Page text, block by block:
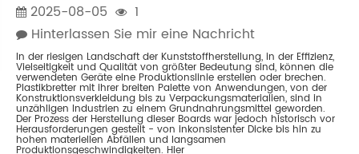
2025-08-05
1
Hinterlassen Sie mir eine Nachricht
In der riesigen Landschaft der Kunststoffherstellung, in der Effizienz,
Vielseitigkeit und Qualität von größter Bedeutung sind, können die
verwendeten Geräte eine Produktionslinie erstellen oder brechen.
Plastikbretter mit ihrer breiten Palette von Anwendungen, von der
Konstruktionsverkleidung bis zu Verpackungsmaterialien, sind in
unzähligen Industrien zu einem Grundnahrungsmittel geworden.
Der Prozess der Herstellung dieser Boards war jedoch historisch vor
Herausforderungen gestellt - von inkonsistenter Dicke bis hin zu
hohen materiellen Abfällen und langsamen
Produktionsgeschwindigkeiten. Hier